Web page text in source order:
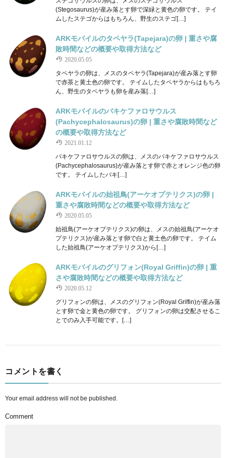
(Stegosaurus)が産み落とす卵で深緑と黄色の卵です。 テイ
ムしたステゴからはもちろん、野生のステゴ[…]
ARKモバイルのタペヤラ(Tapejara)の卵 | 重さや腐
敗時間などの概要や取得方法など
2020.05.05
タペヤラの卵は、メスのタペヤラ(Tapejara)が産み落とす卵
で赤茶と黄土色の卵です。 テイムしたタペヤラからはもちろ
ん、野生のタペヤラも卵を産み落[…]
ARKモバイルのパキケファロサウルス
(Pachycephalosaurus)の卵 | 重さや腐敗時間など
の概要や取得方法など
2021.01.12
パキケファロサウルスの卵は、メスのパキケファロサウルス
(Pachycephalosaurus)が産み落とす卵で赤とオレンジ色の卵
です。 テイムしたパキ[…]
ARKモバイルの始祖鳥(アーケオプテリクス)の卵 |
重さや腐敗時間などの概要や取得方法など
2020.05.05
始祖鳥(アーケオプテリクス)の卵は、メスの始祖鳥(アーケオ
プテリクス)が産み落とす卵で白と黄土色の卵です。 テイム
した始祖鳥(アーケオプテリクス)から[…]
ARKモバイルのグリフォン(Royal Griffin)の卵 | 重
さや腐敗時間などの概要や取得方法など
2020.05.12
グリフォンの卵は、メスのグリフォン(Royal Griffin)が産み落
とす卵で金と黄色の卵です。 グリフォンの卵は交配させるこ
とでのみ入手可能です。[…]
コメントを書く
Your email address will not be published.
Comment